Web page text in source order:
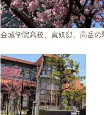
金城学院高校、貞奴邸、高岳